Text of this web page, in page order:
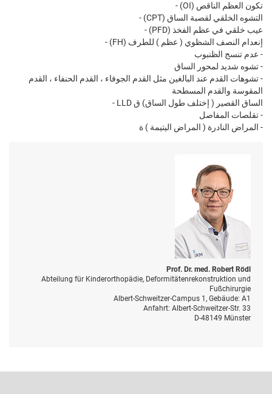
تكون العظم الناقص (OI) -
التشوه الخلقي لقصبة الساق (CPT) -
عيب خلقي في عظم الفخذ (PFD) -
إنعدام النصف الشظوي ( عظم ) للطرف (FH) -
- عدم تنسج الظنبوب
- تشوه شديد لمحور الساق
- تشوهات القدم عند البالغين مثل القدم الجوفاء ، القدم الحنفاء ، القدم
المقوسة والقدم المسطحة
الساق القصير ( إختلف طول الساق) ق LLD -
- تقلصات المفاصل
- المراض النادرة ( المراض اليتيمة ) ة
Prof. Dr. med. Robert Rödl
Abteilung für Kinderorthopädie, Deformitätenrekonstruktion und
Fußchirurgie
Albert-Schweitzer-Campus 1, Gebäude: A1
Anfahrt: Albert-Schweitzer-Str. 33
D-48149 Münster